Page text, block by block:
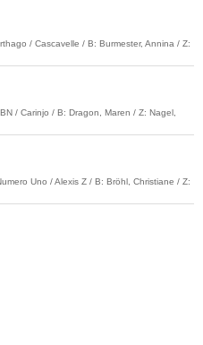
/ Cascavelle / B: Burmester, Annina / Z:
/ Carinjo / B: Dragon, Maren / Z: Nagel,
Uno / Alexis Z / B: Bröhl, Christiane / Z: